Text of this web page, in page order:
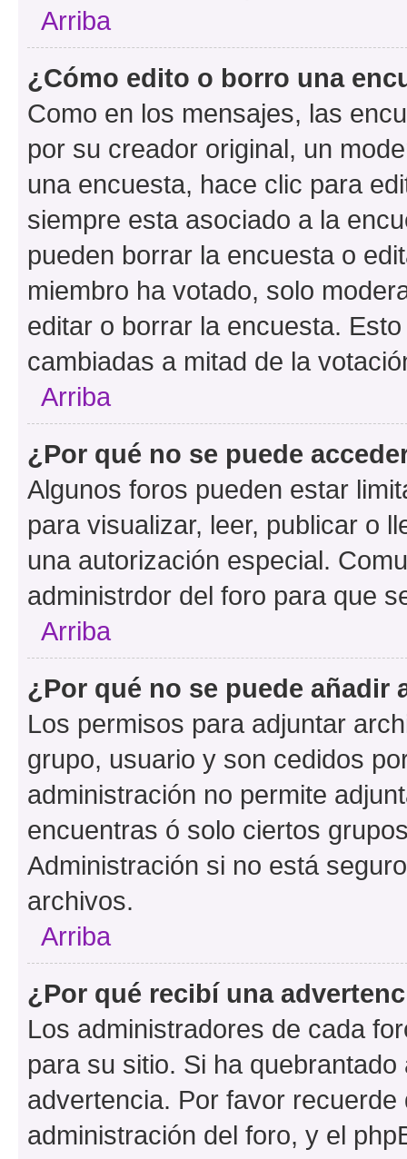
Arriba
¿Cómo edito o borro una
Como en los mensajes, las
por su creador original, un
una encuesta, hace clic para
siempre esta asociado a la
pueden borrar la encuesta o
miembro ha votado, solo
editar o borrar la encuesta.
cambiadas a mitad de la
Arriba
¿Por qué no se puede
Algunos foros pueden estar
para visualizar, leer, publicar o
una autorización especial.
administrdor del foro para que
Arriba
¿Por qué no se puede añadir
Los permisos para adjuntar
grupo, usuario y son cedidos
administración no permite
encuentras ó solo ciertos
Administración si no está
archivos.
Arriba
¿Por qué recibí una
Los administradores de cada
para su sitio. Si ha
advertencia. Por favor
administración del foro, y el